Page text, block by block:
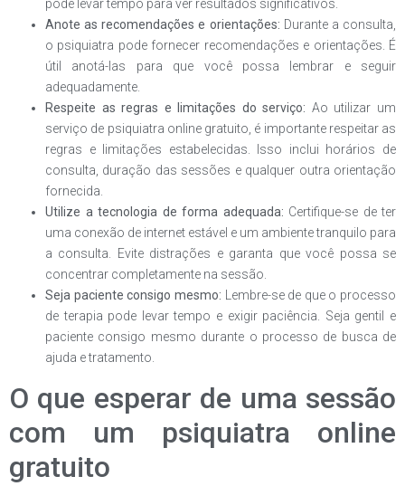
pode levar tempo para ver resultados significativos.
Anote as recomendações e orientações: Durante a consulta,
o psiquiatra pode fornecer recomendações e orientações. É
útil anotá-las para que você possa lembrar e seguir
adequadamente.
Respeite as regras e limitações do serviço: Ao utilizar um
serviço de psiquiatra online gratuito, é importante respeitar as
regras e limitações estabelecidas. Isso inclui horários de
consulta, duração das sessões e qualquer outra orientação
fornecida.
Utilize a tecnologia de forma adequada: Certifique-se de ter
uma conexão de internet estável e um ambiente tranquilo para
a consulta. Evite distrações e garanta que você possa se
concentrar completamente na sessão.
Seja paciente consigo mesmo: Lembre-se de que o processo
de terapia pode levar tempo e exigir paciência. Seja gentil e
paciente consigo mesmo durante o processo de busca de
ajuda e tratamento.
O que esperar de uma sessão
com um psiquiatra online
gratuito